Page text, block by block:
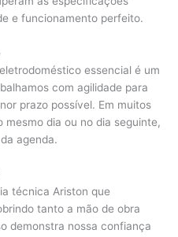
e funcionamento perfeito.
essencial é um
com agilidade para
prazo possível. Em muitos
dia ou no dia seguinte,
agenda.
técnica Ariston que
tanto a mão de obra
demonstra nossa confiança